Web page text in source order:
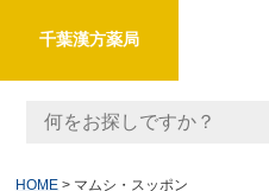
千葉漢方薬局
HOME マムシ・スッポン